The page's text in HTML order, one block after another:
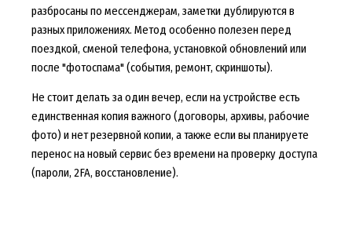
разбросаны по мессенджерам, заметки дублируются в
разных приложениях. Метод особенно полезен перед
поездкой, сменой телефона, установкой обновлений или
после "фотоспама" (события, ремонт, скриншоты).
Не стоит делать за один вечер, если на устройстве есть
единственная копия важного (договоры, архивы, рабочие
фото) и нет резервной копии, а также если вы планируете
перенос на новый сервис без времени на проверку доступа
(пароли, 2FA, восстановление).